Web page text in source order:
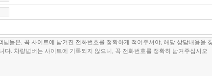
행위를 하는 경우
로 신청하거나 그러한 행위를 하는 경우
발생하면, 최초의 계정은 부속계정은 탈퇴시킬 권한을 행사할 수 있습니다.
최초로 지급하고, 추가로 늘린 계정을 통칭합니다.)
보를 다른 커뮤니티에 공개하여, 카라이브의 회원이 아닌 사람과 정보를 공유하
에 따라 전문기관을 통한 실명확인 및 본인인증을 요청할 수 있습니다.
록을 말소합니다. 이 경우 회원에게 사전 통지하여 소명할 기회를 부여합니다.
인을 식별 할 수 있는 정보(당해 정보만으로는 특정 개인을 식별할 수 없더라도 다
합니다)를 말합니다.
라이브' 사이트를 통하여 회원의 편의와 최적의 맞춤화된 서비스를 제공해드리기